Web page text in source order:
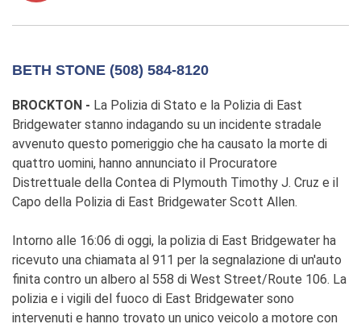
BETH STONE (508) 584-8120
BROCKTON - La Polizia di Stato e la Polizia di East
Bridgewater stanno indagando su un incidente stradale
avvenuto questo pomeriggio che ha causato la morte di
quattro uomini, hanno annunciato il Procuratore
Distrettuale della Contea di Plymouth Timothy J. Cruz e il
Capo della Polizia di East Bridgewater Scott Allen.
Intorno alle 16:06 di oggi, la polizia di East Bridgewater ha
ricevuto una chiamata al 911 per la segnalazione di un'auto
finita contro un albero al 558 di West Street/Route 106. La
polizia e i vigili del fuoco di East Bridgewater sono
intervenuti e hanno trovato un unico veicolo a motore con